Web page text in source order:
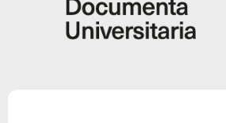
pàgina
del
producte